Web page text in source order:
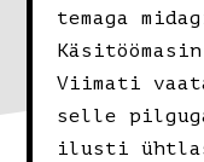
temaga
Viimati
selle
ilusti